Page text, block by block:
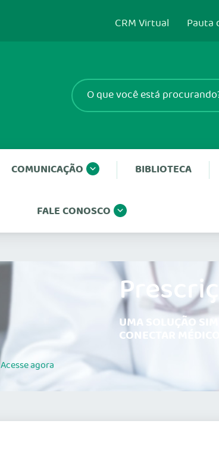
CRM Virtual Pauta
COMUNICAÇÃO BIBLIOTECA
FALE CONOSCO
Acesseagora
UMA SOLUÇÃO
CONECTAR